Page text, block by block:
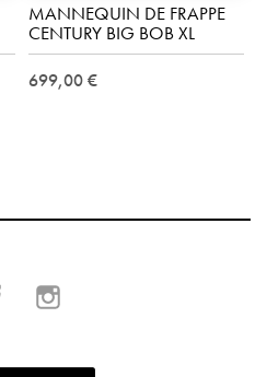
MANNEQUIN DE FRAPPE
CENTURY BIG BOB XL
699,00 €
Facebook